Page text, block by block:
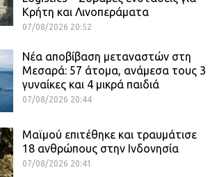
Κρήτη και Λινοπεράματα
07/08/2026 20:52
Νέα αποβίβαση μεταναστών στη
Μεσαρά: 57 άτομα, ανάμεσα τους 3
γυναίκες και 4 μικρά παιδιά
07/08/2026 20:44
Μαϊμού επιτέθηκε και τραυμάτισε
18 ανθρώπους στην Ινδονησία
07/08/2026 20:41